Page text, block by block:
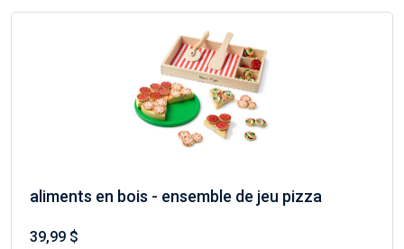
aliments en bois - ensemble de jeu pizza
39,99 $